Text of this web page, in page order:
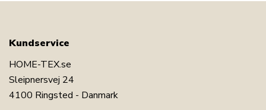
Kundservice
HOME-TEX.se
Sleipnersvej 24
4100 Ringsted - Danmark